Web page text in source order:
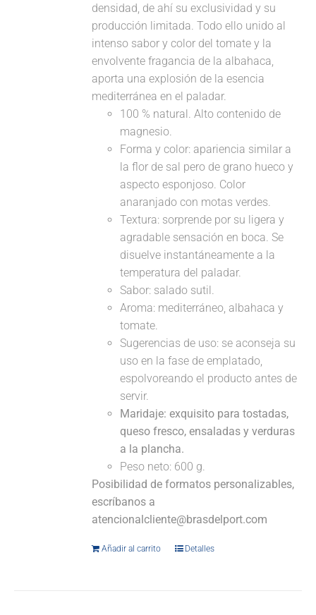
densidad, de ahí su exclusividad y su
producción limitada. Todo ello unido al
intenso sabor y color del tomate y la
envolvente fragancia de la albahaca,
aporta una explosión de la esencia
mediterránea en el paladar.
100 % natural. Alto contenido de
magnesio.
Forma y color: apariencia similar a
la flor de sal pero de grano hueco y
aspecto esponjoso. Color
anaranjado con motas verdes.
Textura: sorprende por su ligera y
agradable sensación en boca. Se
disuelve instantáneamente a la
temperatura del paladar.
Sabor: salado sutil.
Aroma: mediterráneo, albahaca y
tomate.
Sugerencias de uso: se aconseja su
uso en la fase de emplatado,
espolvoreando el producto antes de
servir.
Maridaje: exquisito para tostadas,
queso fresco, ensaladas y verduras
a la plancha.
Peso neto: 600 g.
Posibilidad de formatos personalizables,
escríbanos a
atencionalcliente@brasdelport.com
Añadir al carrito Detalles